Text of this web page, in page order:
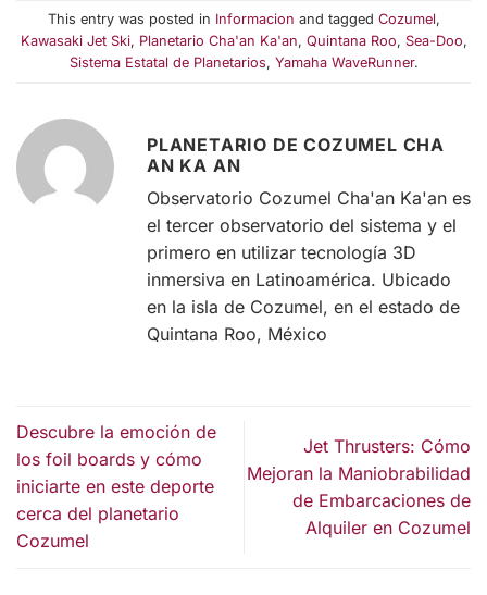
This entry was posted in Informacion and tagged Cozumel,
Kawasaki Jet Ski, Planetario Cha'an Ka'an, Quintana Roo, Sea-Doo,
Sistema Estatal de Planetarios, Yamaha WaveRunner.
PLANETARIO DE COZUMEL CHA
AN KA AN
Observatorio Cozumel Cha'an Ka'an es
el tercer observatorio del sistema y el
primero en utilizar tecnología 3D
inmersiva en Latinoamérica. Ubicado
en la isla de Cozumel, en el estado de
Quintana Roo, México
Descubre la emoción de
los foil boards y cómo
iniciarte en este deporte
cerca del planetario
Cozumel
Jet Thrusters: Cómo
Mejoran la Maniobrabilidad
de Embarcaciones de
Alquiler en Cozumel